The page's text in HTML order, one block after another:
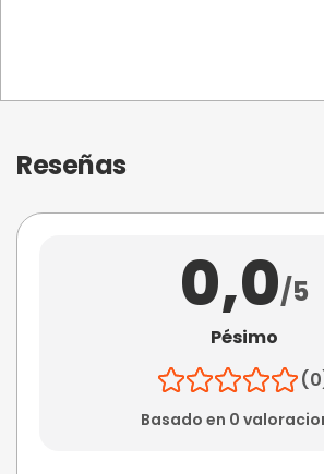
Reseñas
0,0/5
Pésimo
Basado en 0